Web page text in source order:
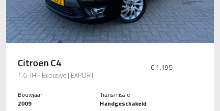
Citroen C4
1.6 THP Exclusive | EXPORT
€ 1.195
Bouwjaar
2009
Transmissie
Handgeschakeld